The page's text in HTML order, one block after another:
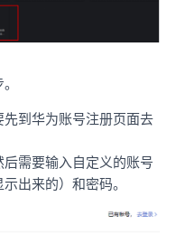
到 华为账号注册页面去
需要输入自定义的账号
出来的）和密码。